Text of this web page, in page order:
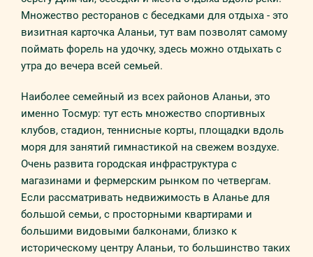
Множество ресторанов с беседками для отдыха - это
визитная карточка Аланьи, тут вам позволят самому
поймать форель на удочку, здесь можно отдыхать с
утра до вечера всей семьей.
Наиболее семейный из всех районов Аланьи, это
именно Тосмур: тут есть множество спортивных
клубов, стадион, теннисные корты, площадки вдоль
моря для занятий гимнастикой на свежем воздухе.
Очень развита городская инфраструктура с
магазинами и фермерским рынком по четвергам.
Если рассматривать недвижимость в Аланье для
большой семьи, с просторными квартирами и
большими видовыми балконами, близко к
историческому центру Аланьи, то большинство таких